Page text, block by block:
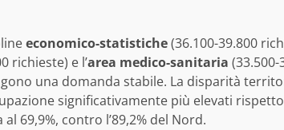
economico-statistiche(36.100-39.800
richieste) e l’area medico-sanitaria
una domanda stabile. La disparità
significativamente più elevati
69,9%, contro l’89,2% del Nord.